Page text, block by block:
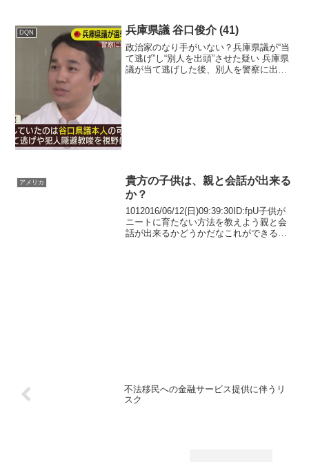
な側面だけでなく、地政学的な戦略や経
済的な利権が複雑に絡み合...
DQN 兵庫県議 谷口俊介 (41)
政治家のなり手がいない？兵庫県議が“当
て逃げ”し“別人を出頭”させた疑い 兵庫県
議が当て逃げした後、別人を警察に出頭
アメリカ
貴方の子供は、親と会話が出来る
か？
1012016/06/12(日)09:39:30ID:fpU子供が
ニートに育たない方法を教えよう親と会
話が出来るかどうかだなこれができるか
不法移民への金融サービス提供に伴うリ
スク